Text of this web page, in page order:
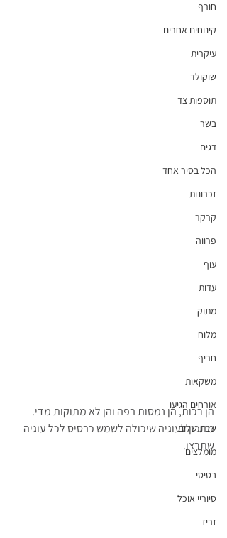
חורף
קינוחים אחרים
עיקרית
שוקולד
תוספות צד
בשר
דגים
הכל בסיר אחד
זכרונות
קרקר
פרווה
עוף
עדות
מתוק
מלוח
חריף
משקאות
אורחים הגיעו
שבת שלום
מומלצים
בסיסי
סיוריי אוכל
זריז
הן רכות, הן נמסות בפה והן לא מתוקות מדי.
מתכון לעוגיה שיכולה לשמש כבסיס לכל עוגיה
שתרצו.